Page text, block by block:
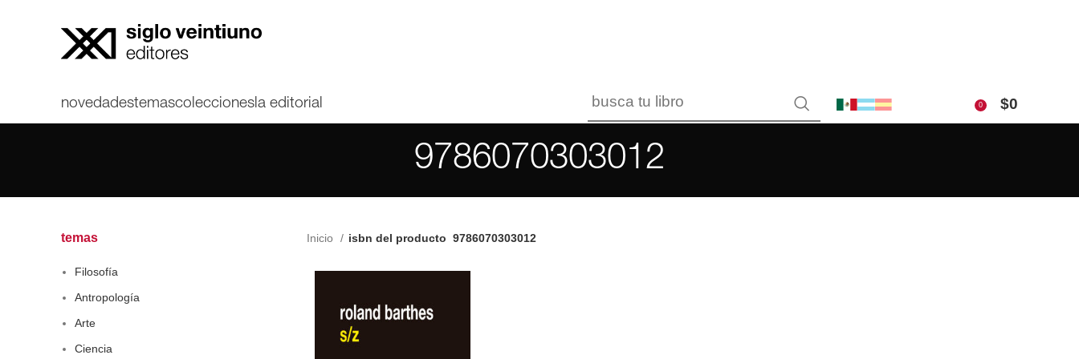
novedadestemascolecciones la editorial 0 $0
9786070303012
temas
Filosofía
Antropología
Arte
Ciencia
Inicio isbn del producto 9786070303012